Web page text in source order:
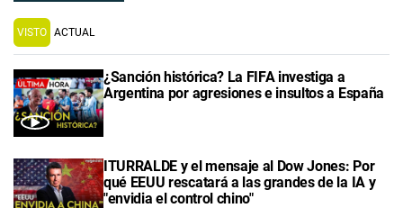
VISTO ACTUAL
¿Sanción histórica? La FIFA investiga a
Argentina por agresiones e insultos a España
ITURRALDE y el mensaje al Dow Jones: Por
qué EEUU rescatará a las grandes de la IA y
"envidia el control chino"